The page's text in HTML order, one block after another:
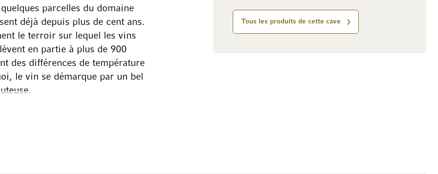
Tous les produits de cette cave
parcelles du domaine
déjà depuis plus de cent ans.
le terroir sur lequel les vins
en partie à plus de 900
des différences de température
le vin se démarque par un bel